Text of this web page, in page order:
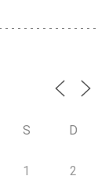
S D
1 2